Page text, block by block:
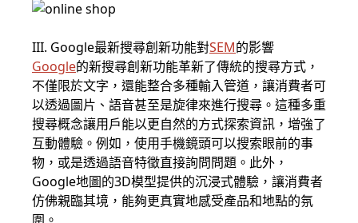
III. Google最新搜尋創新功能對SEM的影響
Google的新搜尋創新功能革新了傳統的搜尋方式，
不僅限於文字，還能整合多種輸入管道，讓消費者可
以透過圖片、語音甚至是旋律來進行搜尋。這種多重
搜尋概念讓用戶能以更自然的方式探索資訊，增強了
互動體驗。例如，使用手機鏡頭可以搜索眼前的事
物，或是透過語音特徵直接詢問問題。此外，
Google地圖的3D模型提供的沉浸式體驗，讓消費者
仿佛親臨其境，能夠更真實地感受產品和地點的氛